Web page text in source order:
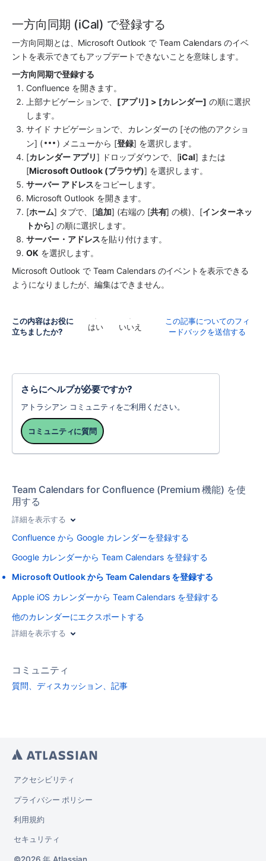
一方向同期 (iCal) で登録する
一方向同期とは、Microsoft Outlook で Team Calendars のイベ
ントを表示できてもアップデートできないことを意味します。
一方向同期で登録する
Confluence を開きます。
上部ナビゲーションで、 [アプリ] > [カレンダー] の順に選択
します。
サイド ナビゲーションで、カレンダーの [その他のアクショ
ン] (
) メニューから [登録] を選択します。
[カレンダー アプリ] ドロップダウンで、[iCal] または
[Microsoft Outlook (ブラウザ)] を選択します。
サーバー アドレスをコピーします。
Microsoft Outlook を開きます。
[ホーム] タブで、[追加] (右端の [共有] の横)、[インターネッ
トから] の順に選択します。
サーバー・アドレスを貼り付けます。
OK を選択します。
Microsoft Outlook で Team Calendars のイベントを表示できる
ようになりましたが、編集はできません。
この内容はお役に
立ちましたか?
はい いいえ
この記事についてのフィ
ードバックを送信する
さらにヘルプが必要ですか?
アトラシアン コミュニティをご利用ください。
コミュニティに質問
Team Calendars for Confluence (Premium 機能) を使
用する
詳細を表示する
Confluence から Google カレンダーを登録する
Google カレンダーから Team Calendars を登録する
Microsoft Outlook から Team Calendars を登録する
Apple iOS カレンダーから Team Calendars を登録する
他のカレンダーにエクスポートする
詳細を表示する
コミュニティ
質問、ディスカッション、記事
アクセシビリティ
プライバシー ポリシー
利用規約
セキュリティ
2026 年 Atlassian